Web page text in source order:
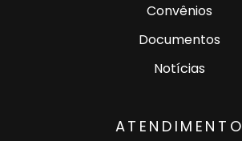
Convênios
Documentos
Notícias
ATENDIMENTO